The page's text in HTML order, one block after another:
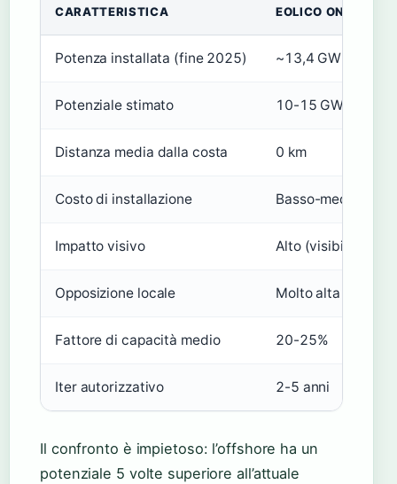
CARATTERISTICA EOLICO ONSHORE
Potenza installata (fine 2025) ~13,4 GW
Potenziale stimato 10-15 GW
Distanza media dalla costa 0 km
Costo di installazione Basso-medio
Impatto visivo Alto (visibile su
Opposizione locale Molto alta
Fattore di capacità medio 20-25%
Iter autorizzativo 2-5 anni
Il confronto è impietoso: l’offshore ha un
potenziale 5 volte superiore all’attuale